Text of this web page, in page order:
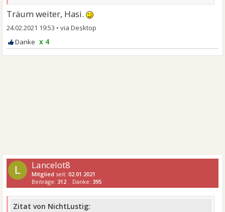
Träum weiter, Hasi.
24.02.2021 19:53 •
x 4
L Lancelot8
Mitglied seit:02.01.2021
Beiträge: 312 Danke: 395
Zitat von NichtLustig: